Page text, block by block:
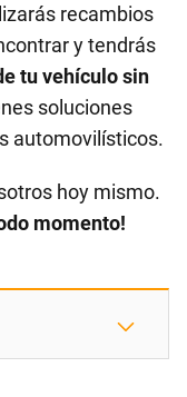
recambios
y tendrás
tu vehículo sin
soluciones
automovilísticos.
hoy mismo.
momento!